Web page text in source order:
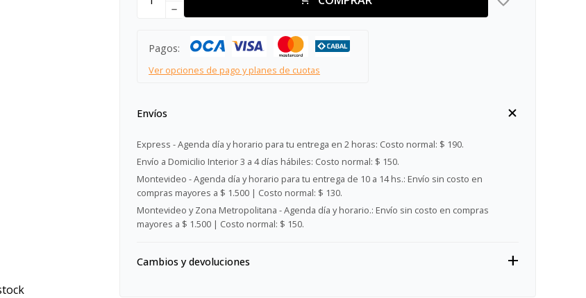
remove
Pagos:
Ver opciones de pago y planes de cuotas
Envíos
Express - Agenda día y horario para tu entrega en 2 horas: Costo normal: $ 190.
Envío a Domicilio Interior 3 a 4 días hábiles: Costo normal: $ 150.
Montevideo - Agenda día y horario para tu entrega de 10 a 14 hs.: Envío sin costo en
compras mayores a $ 1.500 | Costo normal: $ 130.
Montevideo y Zona Metropolitana - Agenda día y horario.: Envío sin costo en compras
mayores a $ 1.500 | Costo normal: $ 150.
Cambios y devoluciones